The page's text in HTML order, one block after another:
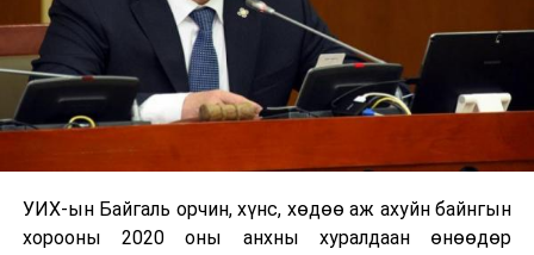
УИХ-ын Байгаль орчин, хүнс, хөдөө аж ахуйн байнгын
хорооны 2020 оны анхны хуралдаан өнөөдөр